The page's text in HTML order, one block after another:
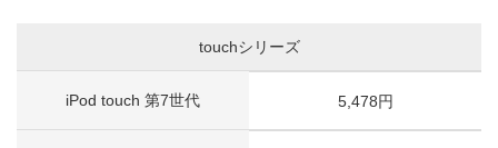
touchシリーズ
iPod touch 第7世代 5,478円